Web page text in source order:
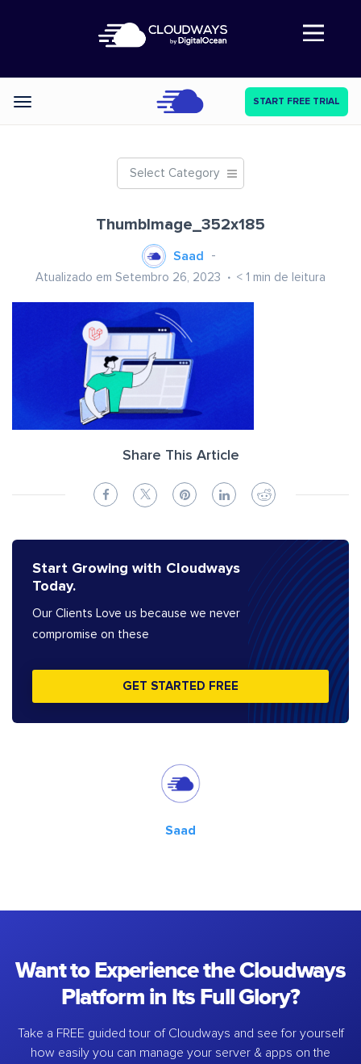
Abre a navegação
Categories START FREE TRIAL
Select Category
ThumbImage_352x185
Saad
Atualizado em Setembro 26, 2023 < 1 min de leitura
Share This Article
Start Growing with Cloudways
Today.
Our Clients Love us because we never
compromise on these
GET STARTED FREE
Saad
Want to Experience the Cloudways
Platform in Its Full Glory?
Take a FREE guided tour of Cloudways and see for yourself
how easily you can manage your server & apps on the